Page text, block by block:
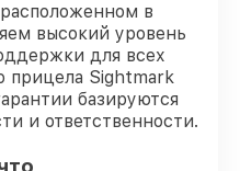
в
высокий уровень
для всех
прицела Sightmark
базируются
и ответственности.